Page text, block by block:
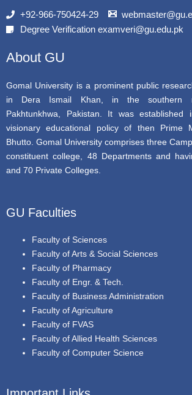
b
o
t
r
u
e
+92-966-750424-29
Degree Verification examveri@gu.edu.pk
About GU
Gomal University is a prominent public
in Dera Ismail Khan, in the southern
Pakhtunkhwa, Pakistan. It was
visionary educational policy of then Prime
Bhutto. Gomal University comprises three
constituent college, 48 Departments and
and 70 Private Colleges.
GU Faculties
Faculty of Sciences
Faculty of Arts & Social Sciences
Faculty of Pharmacy
Faculty of Engr. & Tech.
Faculty of Business Administration
Faculty of Agriculture
Faculty of FVAS
Faculty of Allied Health Sciences
Faculty of Computer Science